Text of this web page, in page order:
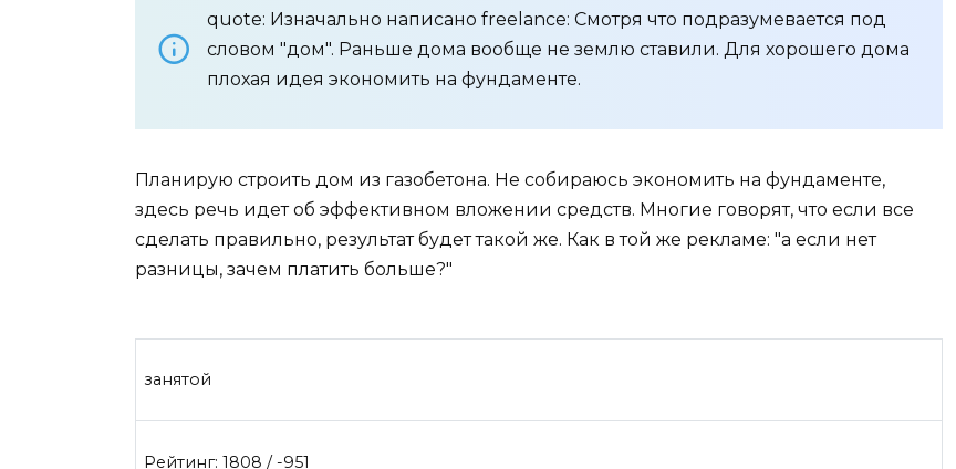
quote: Изначально написано freelance: Смотря что подразумевается под
словом "дом". Раньше дома вообще не землю ставили. Для хорошего дома
плохая идея экономить на фундаменте.
Планирую строить дом из газобетона. Не собираюсь экономить на фундаменте,
здесь речь идет об эффективном вложении средств. Многие говорят, что если все
сделать правильно, результат будет такой же. Как в той же рекламе: "а если нет
разницы, зачем платить больше?"
занятой
Рейтинг: 1808 / -951